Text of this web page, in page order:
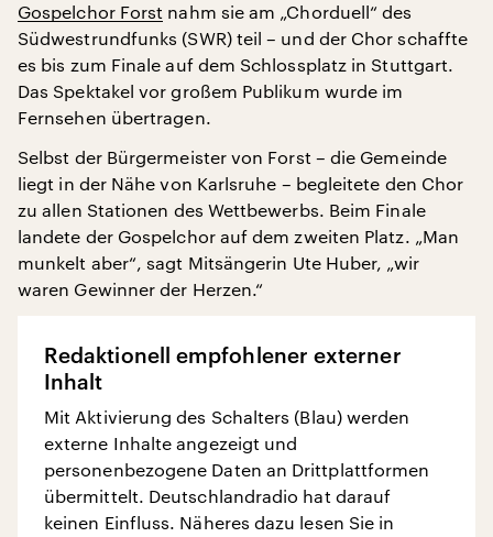
Gospelchor Forst nahm sie am „Chorduell“ des
Südwestrundfunks (SWR) teil – und der Chor schaffte
es bis zum Finale auf dem Schlossplatz in Stuttgart.
Das Spektakel vor großem Publikum wurde im
Fernsehen übertragen.
Selbst der Bürgermeister von Forst – die Gemeinde
liegt in der Nähe von Karlsruhe – begleitete den Chor
zu allen Stationen des Wettbewerbs. Beim Finale
landete der Gospelchor auf dem zweiten Platz. „Man
munkelt aber“, sagt Mitsängerin Ute Huber, „wir
waren Gewinner der Herzen.“
Redaktionell empfohlener externer
Inhalt
Mit Aktivierung des Schalters (Blau) werden
externe Inhalte angezeigt und
personenbezogene Daten an Drittplattformen
übermittelt. Deutschlandradio hat darauf
keinen Einfluss. Näheres dazu lesen Sie in